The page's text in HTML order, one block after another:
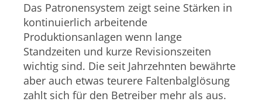
Das Patronensystem zeigt seine Stärken in
kontinuierlich arbeitende
Produktionsanlagen wenn lange
Standzeiten und kurze Revisionszeiten
wichtig sind. Die seit Jahrzehnten bewährte
aber auch etwas teurere Faltenbalglösung
zahlt sich für den Betreiber mehr als aus.